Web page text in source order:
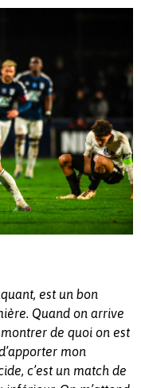
est un bon
Quand on arrive
de quoi on est
mon
c’est un match de